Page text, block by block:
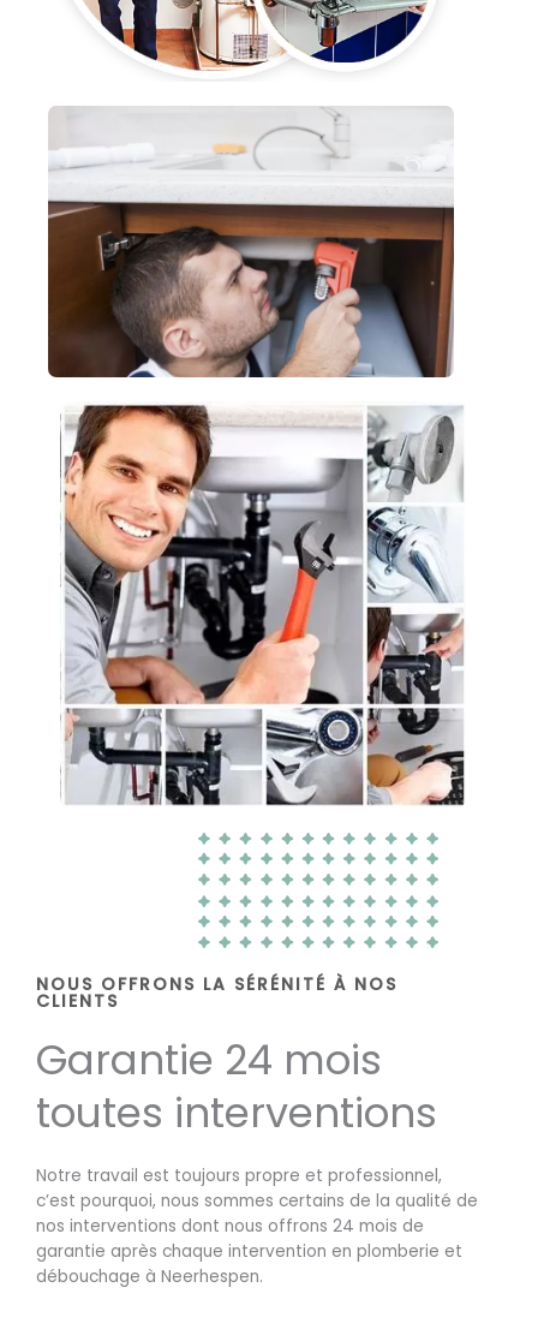
NOUS OFFRONS LA SÉRÉNITÉ À NOS
CLIENTS
Garantie 24 mois
toutes interventions
Notre travail est toujours propre et professionnel,
c’est pourquoi, nous sommes certains de la qualité de
nos interventions dont nous offrons 24 mois de
garantie après chaque intervention en plomberie et
débouchage à Neerhespen.